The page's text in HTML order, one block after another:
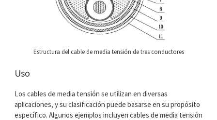
Estructura del cable de media tensión de tres conductores
Uso
Los cables de media tensión se utilizan en diversas
aplicaciones, y su clasificación puede basarse en su propósito
específico. Algunos ejemplos incluyen cables de media tensión